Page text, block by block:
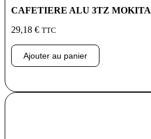
CAFETIERE ALU 3TZ MOKITA
29,18 € TTC
Ajouter au panier